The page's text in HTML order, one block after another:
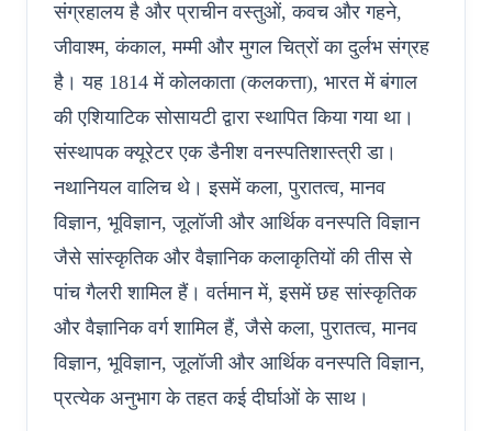
संग्रहालय है और प्राचीन वस्तुओं, कवच और गहने,
जीवाश्म, कंकाल, मम्मी और मुगल चित्रों का दुर्लभ संग्रह
है। यह 1814 में कोलकाता (कलकत्ता), भारत में बंगाल
की एशियाटिक सोसायटी द्वारा स्थापित किया गया था।
संस्थापक क्यूरेटर एक डैनीश वनस्पतिशास्त्री डा।
नथानियल वालिच थे। इसमें कला, पुरातत्व, मानव
विज्ञान, भूविज्ञान, जूलॉजी और आर्थिक वनस्पति विज्ञान
जैसे सांस्कृतिक और वैज्ञानिक कलाकृतियों की तीस से
पांच गैलरी शामिल हैं। वर्तमान में, इसमें छह सांस्कृतिक
और वैज्ञानिक वर्ग शामिल हैं, जैसे कला, पुरातत्व, मानव
विज्ञान, भूविज्ञान, जूलॉजी और आर्थिक वनस्पति विज्ञान,
प्रत्येक अनुभाग के तहत कई दीर्घाओं के साथ।